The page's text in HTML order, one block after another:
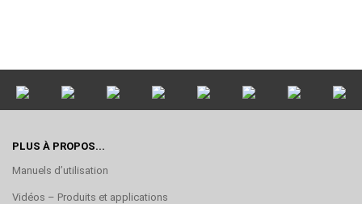
PLUS À PROPOS...
Manuels d’utilisation
Vidéos – Produits et applications